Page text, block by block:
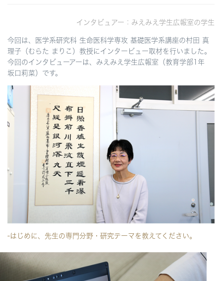
インタビュアー：みえみえ学生広報室の学生
今回は、医学系研究科 生命医科学専攻 基礎医学系講座の村田 真
理子（むらた まりこ）教授にインタービュー取材を行いました。
今回のインタビューアーは、みえみえ学生広報室（教育学部1年
坂口莉菜）です。
-はじめに、先生の専門分野・研究テーマを教えてください。